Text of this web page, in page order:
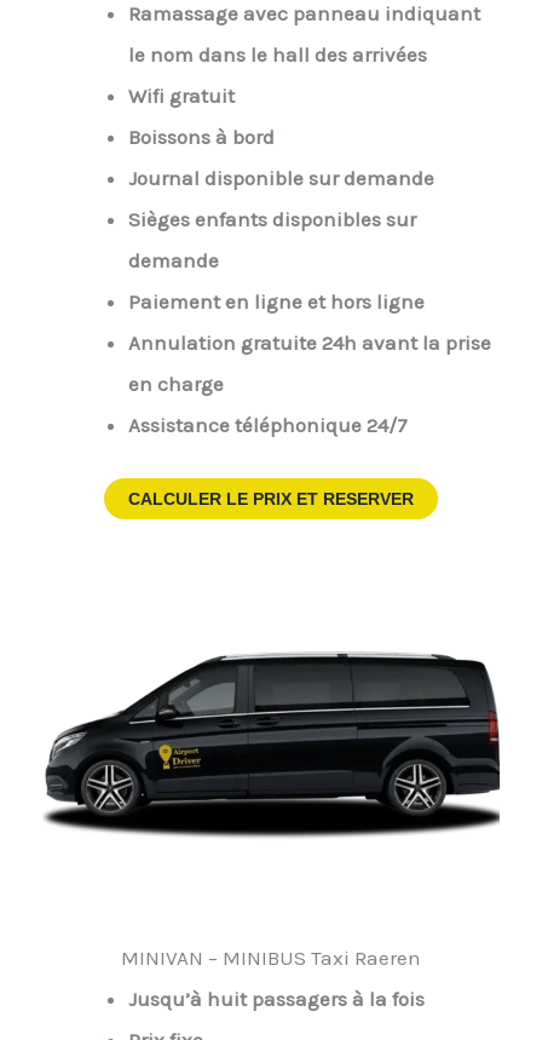
Ramassage avec panneau indiquant
le nom dans le hall des arrivées
Wifi gratuit
Boissons à bord
Journal disponible sur demande
Sièges enfants disponibles sur
demande
Paiement en ligne et hors ligne
Annulation gratuite 24h avant la prise
en charge
Assistance téléphonique 24/7
CALCULER LE PRIX ET RESERVER
MINIVAN – MINIBUS Taxi Raeren
Jusqu’à huit passagers à la fois